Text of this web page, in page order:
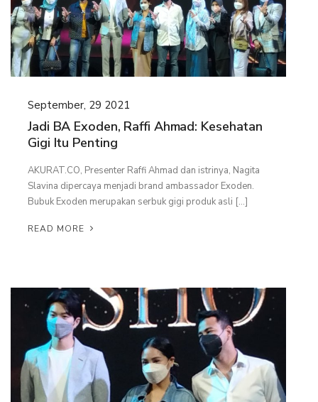
September, 29 2021
Jadi BA Exoden, Raffi Ahmad: Kesehatan
Gigi Itu Penting
AKURAT.CO, Presenter Raffi Ahmad dan istrinya, Nagita
Slavina dipercaya menjadi brand ambassador Exoden.
Bubuk Exoden merupakan serbuk gigi produk asli […]
READ MORE